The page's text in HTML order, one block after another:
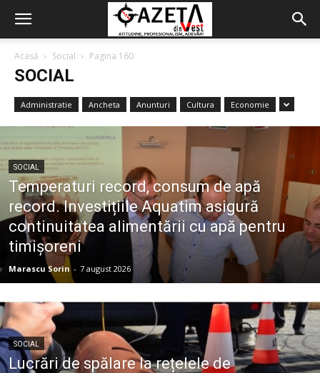
Acasă Social Pagina 160
SOCIAL
Administratie Ancheta Anunturi Cultura Economie
SOCIAL
Temperaturi record, consum de apă
record. Investițiile Aquatim asigură
continuitatea alimentării cu apă pentru
timișoreni
Marascu Sorin - 7 august 2026
SOCIAL
Lucrări de spălare la rețelele de